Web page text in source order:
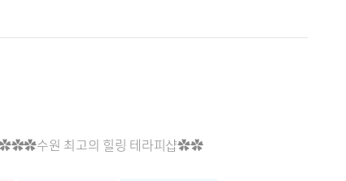
수원 최고의 힐링 테라피샵✿✿